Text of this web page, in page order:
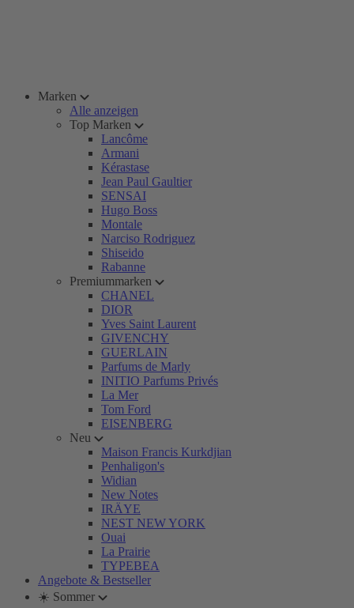
Marken
Alle anzeigen
Top Marken
Lancôme
Armani
Kérastase
Jean Paul Gaultier
SENSAI
Hugo Boss
Montale
Narciso Rodriguez
Shiseido
Rabanne
Premiummarken
CHANEL
DIOR
Yves Saint Laurent
GIVENCHY
GUERLAIN
Parfums de Marly
INITIO Parfums Privés
La Mer
Tom Ford
EISENBERG
Neu
Maison Francis Kurkdjian
Penhaligon's
Widian
New Notes
IRÄYE
NEST NEW YORK
Ouai
La Prairie
TYPEBEA
Angebote & Bestseller
☀️ Sommer